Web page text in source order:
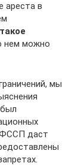
ареста в
такое
нем можно
мы
ФССП даст